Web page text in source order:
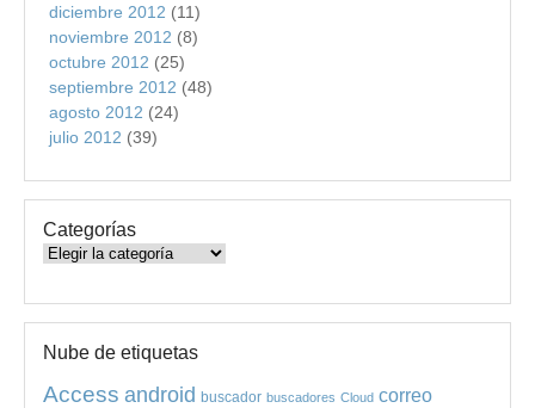
diciembre 2012 (11)
noviembre 2012 (8)
octubre 2012 (25)
septiembre 2012 (48)
agosto 2012 (24)
julio 2012 (39)
Categorías
Categorías
Nube de etiquetas
Access android buscador buscadores Cloud correo